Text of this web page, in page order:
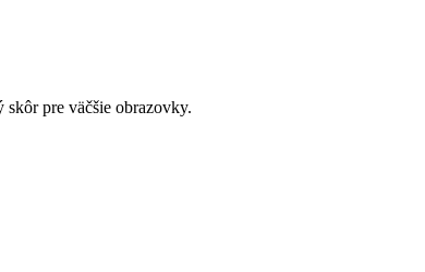
pre väčšie obrazovky.